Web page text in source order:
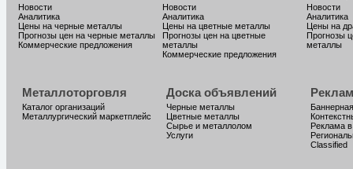
Новости
Аналитика
Цены на черные металлы
Прогнозы цен на черные металлы
Коммерческие предложения
Новости
Аналитика
Цены на цветные металлы
Прогнозы цен на цветные
металлы
Коммерческие предложения
Новости
Аналитика
Цены на
Прогнозы
металлы
Металлоторговля
Каталог организаций
Металлургический маркетплейс
Доска объявлений
Черные металлы
Цветные металлы
Сырье и металлолом
Услуги
Реклама
Classified